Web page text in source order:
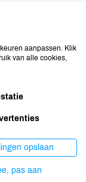
aanpassen. Klik
van alle cookies,
opslaan
pas aan